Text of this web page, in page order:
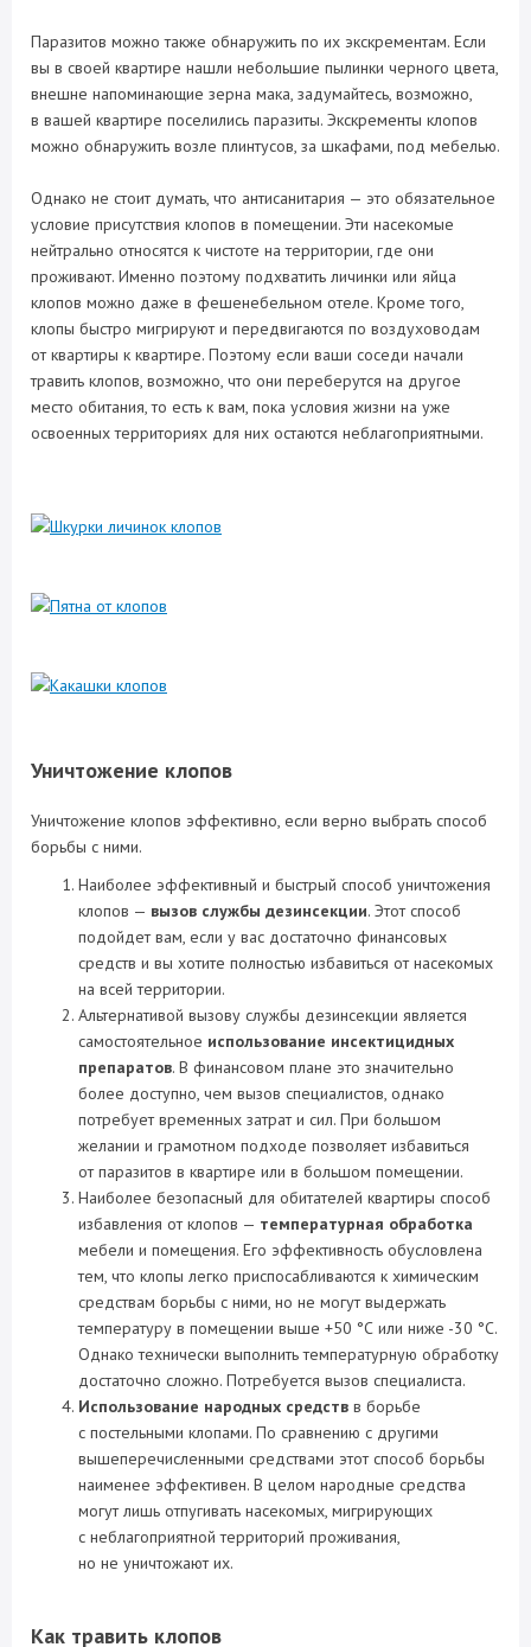
Паразитов можно также обнаружить по их экскрементам. Если
вы в своей квартире нашли небольшие пылинки черного цвета,
внешне напоминающие зерна мака, задумайтесь, возможно,
в вашей квартире поселились паразиты. Экскременты клопов
можно обнаружить возле плинтусов, за шкафами, под мебелью.
Однако не стоит думать, что антисанитария — это обязательное
условие присутствия клопов в помещении. Эти насекомые
нейтрально относятся к чистоте на территории, где они
проживают. Именно поэтому подхватить личинки или яйца
клопов можно даже в фешенебельном отеле. Кроме того,
клопы быстро мигрируют и передвигаются по воздуховодам
от квартиры к квартире. Поэтому если ваши соседи начали
травить клопов, возможно, что они переберутся на другое
место обитания, то есть к вам, пока условия жизни на уже
освоенных территориях для них остаются неблагоприятными.
Уничтожение клопов
Уничтожение клопов эффективно, если верно выбрать способ
борьбы с ними.
Наиболее эффективный и быстрый способ уничтожения
клопов — вызов службы дезинсекции. Этот способ
подойдет вам, если у вас достаточно финансовых
средств и вы хотите полностью избавиться от насекомых
на всей территории.
Альтернативой вызову службы дезинсекции является
самостоятельное использование инсектицидных
препаратов. В финансовом плане это значительно
более доступно, чем вызов специалистов, однако
потребует временных затрат и сил. При большом
желании и грамотном подходе позволяет избавиться
от паразитов в квартире или в большом помещении.
Наиболее безопасный для обитателей квартиры способ
избавления от клопов — температурная обработка
мебели и помещения. Его эффективность обусловлена
тем, что клопы легко приспосабливаются к химическим
средствам борьбы с ними, но не могут выдержать
температуру в помещении выше +50 °С или ниже -30 °С.
Однако технически выполнить температурную обработку
достаточно сложно. Потребуется вызов специалиста.
Использование народных средств в борьбе
с постельными клопами. По сравнению с другими
вышеперечисленными средствами этот способ борьбы
наименее эффективен. В целом народные средства
могут лишь отпугивать насекомых, мигрирующих
с неблагоприятной территорий проживания,
но не уничтожают их.
Как травить клопов